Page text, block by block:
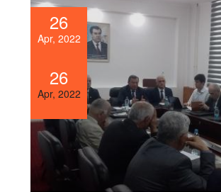
26
Apr, 2022
26
Apr, 2022